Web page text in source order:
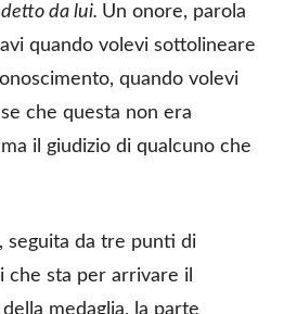
da lui. Un onore, parola
quando volevi sottolineare
quando volevi
che questa non era
il giudizio di qualcuno che
seguita da tre punti di
che sta per arrivare il
medaglia, la parte